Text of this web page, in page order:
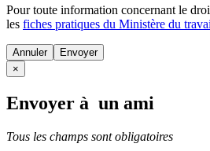
Pour toute information concernant le
les fiches pratiques du Ministère du
Annuler
×
Envoyer à un ami
Tous les champs sont obligatoires